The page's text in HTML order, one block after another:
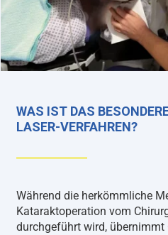
WAS IST DAS
LASER-VERFAHREN?
Während die herkömmliche
Kataraktoperation vom
durchgeführt wird, übernimmt